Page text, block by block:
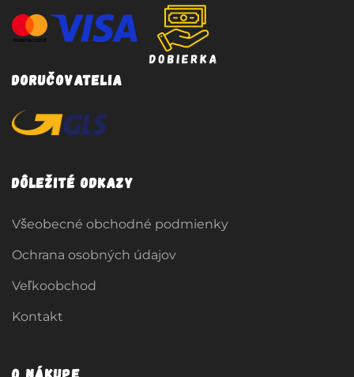
Doručovatelia
Dôležité odkazy
Všeobecné obchodné podmienky
Ochrana osobných údajov
Veľkoobchod
Kontakt